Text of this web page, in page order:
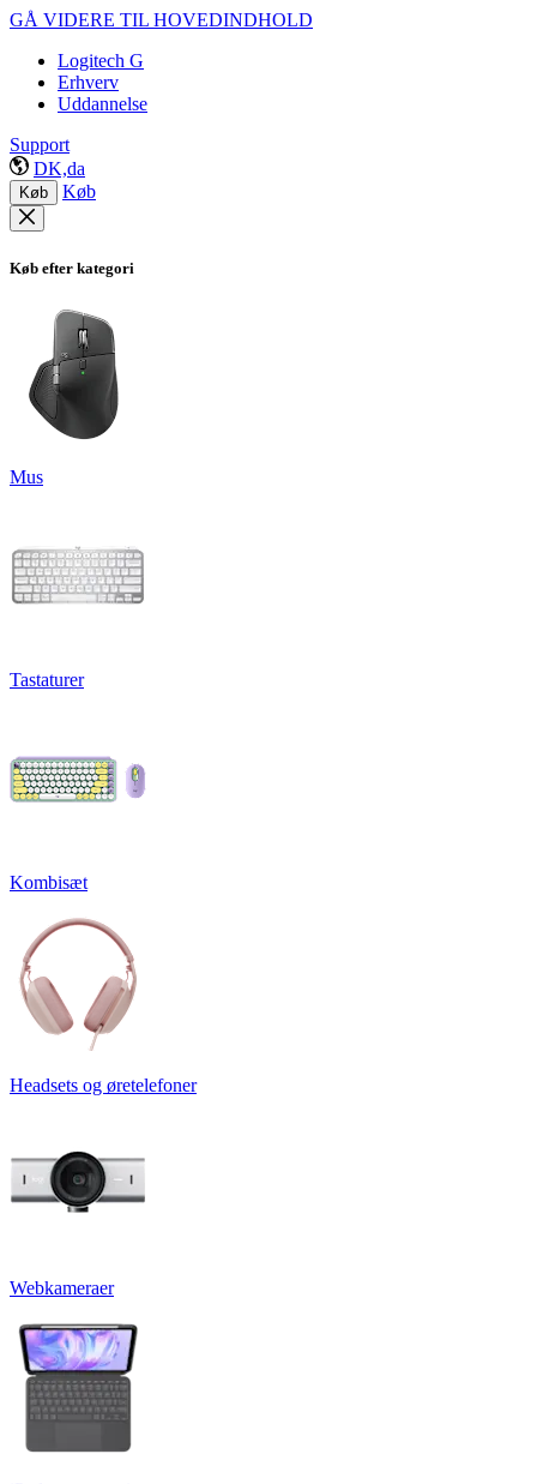
GÅ VIDERE TIL HOVEDINDHOLD
Logitech G
Erhverv
Uddannelse
Support
DK,da
Køb Køb
Køb efter kategori
Mus
Tastaturer
Kombisæt
Headsets og øretelefoner
Webkameraer